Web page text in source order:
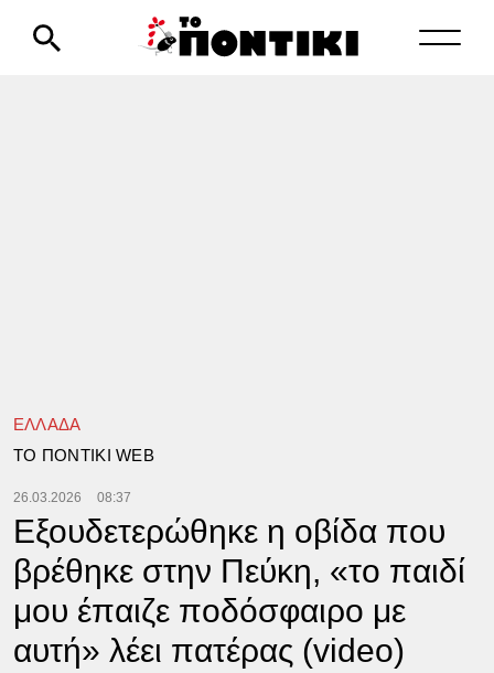
ΕΛΛΑΔΑ
TΟ ΠΟΝΤΙΚΙ WEB
26.03.2026 08:37
Εξουδετερώθηκε η οβίδα που
βρέθηκε στην Πεύκη, «το παιδί
μου έπαιζε ποδόσφαιρο με
αυτή» λέει πατέρας (video)